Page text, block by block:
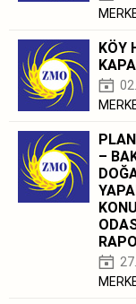
KÖY
–